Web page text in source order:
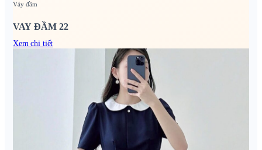
Váy đầm
VAY ĐẦM 22
Xem chi tiết